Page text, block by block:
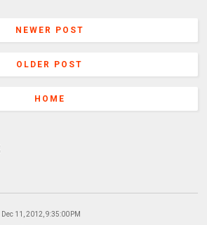
NEWER POST
OLDER POST
HOME
Dec 11, 2012, 9:35:00 PM